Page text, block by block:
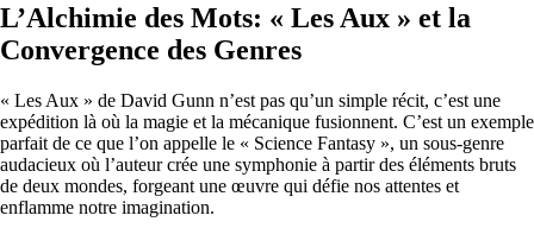
L’Alchimie des Mots: « Les Aux » et la
Convergence des Genres
« Les Aux » de David Gunn n’est pas qu’un simple récit, c’est une
expédition là où la magie et la mécanique fusionnent. C’est un exemple
parfait de ce que l’on appelle le « Science Fantasy », un sous-genre
audacieux où l’auteur crée une symphonie à partir des éléments bruts
de deux mondes, forgeant une œuvre qui défie nos attentes et
enflamme notre imagination.